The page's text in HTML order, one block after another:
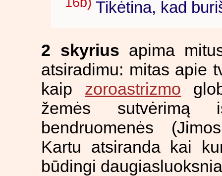
Tikėtina, kad
2 skyrius apima
atsiradimu: mitas apie
kaip zoroastrizmo
žemės
bendruomenės
Kartu atsiranda kai
būdingi